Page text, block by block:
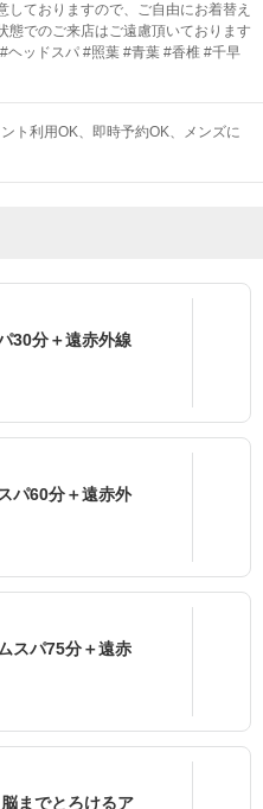
しておりますので、ご自由にお着替え
態でのご来店はご遠慮頂いております
ヘッドスパ #照葉 #青葉 #香椎 #千早
ト利用OK 即時予約OK
メンズに
30分＋遠赤外線
パ60分＋遠赤外
スパ75分＋遠赤
までとろけるア